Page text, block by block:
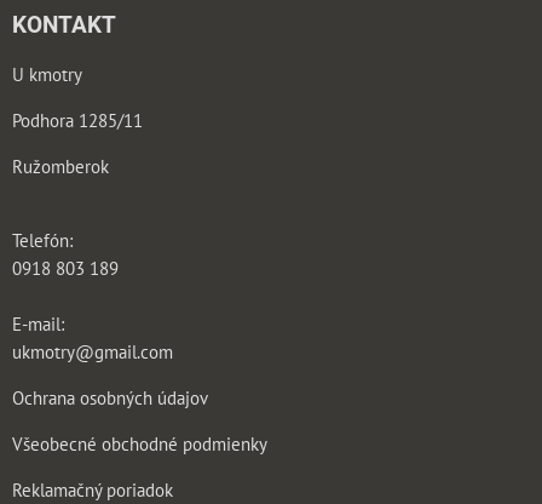
KONTAKT
U kmotry
Podhora 1285/11
Ružomberok
Telefón:
0918 803 189
E-mail:
ukmotry@gmail.com
Ochrana osobných údajov
Všeobecné obchodné podmienky
Reklamačný poriadok